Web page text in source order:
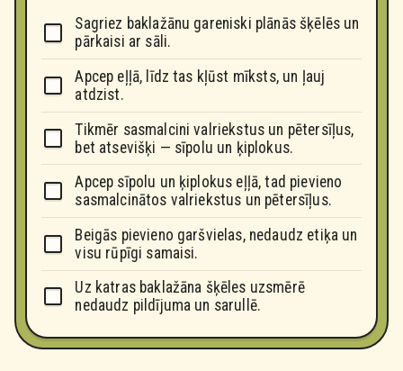
Sagriez baklažānu gareniski plānās šķēlēs un
pārkaisi ar sāli.
Apcep eļļā, līdz tas kļūst mīksts, un ļauj
atdzist.
Tikmēr sasmalcini valriekstus un pētersīļus,
bet atsevišķi — sīpolu un ķiplokus.
Apcep sīpolu un ķiplokus eļļā, tad pievieno
sasmalcinātos valriekstus un pētersīļus.
Beigās pievieno garšvielas, nedaudz etiķa un
visu rūpīgi samaisi.
Uz katras baklažāna šķēles uzsmērē
nedaudz pildījuma un sarullē.